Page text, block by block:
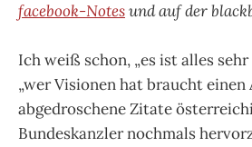
facebook-Notesund auf der
Ich weiß schon, „es ist alles
„wer Visionen hat braucht einen
abgedroschene Zitate
Bundeskanzler nochmals